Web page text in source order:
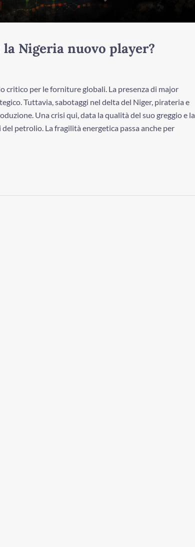
Nigeria nuovo player?
critico per le forniture globali. La presenza di major
Tuttavia, sabotaggi nel delta del Niger, pirateria e
Una crisi qui, data la qualità del suo greggio e la
petrolio. La fragilità energetica passa anche per